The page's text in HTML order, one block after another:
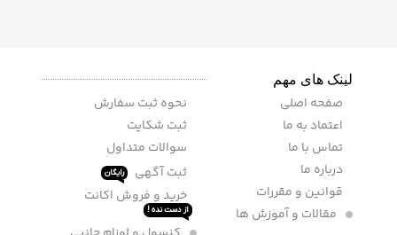
لینک های مهم
صفحه اصلی
اعتماد به ما
تماس با ما
درباره ما
قوانین و مقررات
مقالات و آموزش ها
نحوه ثبت سفارش
ثبت شکایت
سوالات متداول
ثبت آگهی
رایگان
خرید و فروش اکانت
از دست نده !